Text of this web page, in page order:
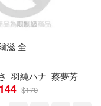
(3)
滋 全
羽純ハナ 蔡夢芳
144 $170